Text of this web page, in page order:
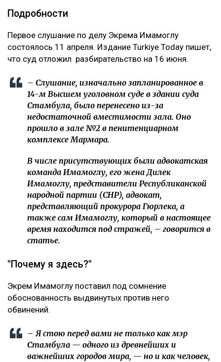
Подробности
Первое слушание по делу Экрема Имамоглу
состоялось 11 апреля. Издание Turkiye Today пишет,
что суд отложил разбирательство на 16 июня.
– Слушание, изначально запланированное в
14-м Высшем уголовном суде в здании суда
Стамбула, было перенесено из-за
недостаточной вместимости зала. Оно
прошло в зале №2 в пенитенциарном
комплексе Мармара.
В числе присутствующих были адвокатская
команда Имамоглу, его жена Дилек
Имамоглу, представители Республиканской
народной партии (CHP), адвокат,
представляющий прокурора Гюрлека, а
также сам Имамоглу, который в настоящее
время находится под стражей, – говорится в
статье.
"Почему я здесь?"
Экрем Имамоглу поставил под сомнение
обоснованность выдвинутых против него
обвинений.
– Я стою перед вами не только как мэр
Стамбула — одного из древнейших и
важнейших городов мира, — но и как человек,